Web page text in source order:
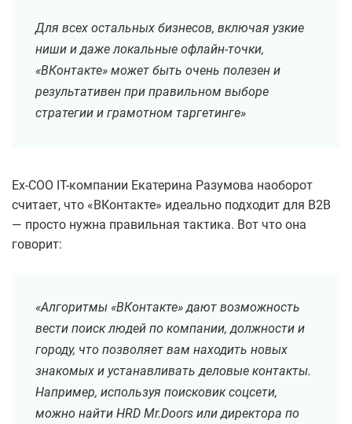
Для всех остальных бизнесов, включая узкие
ниши и даже локальные офлайн-точки,
«ВКонтакте» может быть очень полезен и
результативен при правильном выборе
стратегии и грамотном таргетинге»
Ex-COO IT-компании Екатерина Разумова наоборот
считает, что «ВКонтакте» идеально подходит для B2B
— просто нужна правильная тактика. Вот что она
говорит:
«Алгоритмы «ВКонтакте» дают возможность
вести поиск людей по компании, должности и
городу, что позволяет вам находить новых
знакомых и устанавливать деловые контакты.
Например, используя поисковик соцсети,
можно найти HRD Mr.Doors или директора по